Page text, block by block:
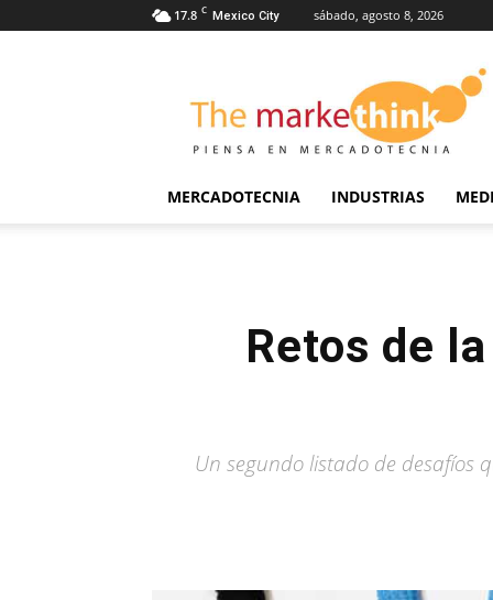
17.8 C Mexico City sábado, agosto 8, 2026
Markethink
MERCADOTECNIA INDUSTRIAS
Retos de
Un segundo listado de desafíos